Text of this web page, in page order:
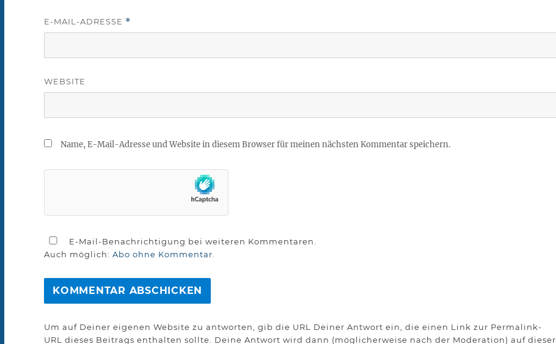
E-MAIL-ADRESSE *
WEBSITE
Name, E-Mail-Adresse und Website in diesem Browser für meinen nächsten Kommentar speichern.
E-Mail-Benachrichtigung bei weiteren Kommentaren.
Auch möglich: Abo ohne Kommentar
Um auf Deiner eigenen Website zu antworten, gib die URL Deiner Antwort ein, die einen Link zur Permalink-
URL dieses Beitrags enthalten sollte. Deine Antwort wird dann (möglicherweise nach der Moderation) auf dieser